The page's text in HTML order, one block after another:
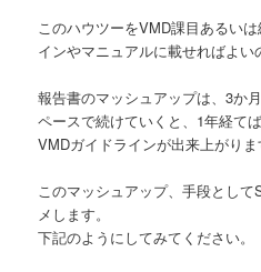
このハウツーをVMD課目あるい
インやマニュアルに載せればよい
報告書のマッシュアップは、3か
ペースで続けていくと、1年経て
VMDガイドラインが出来上がりま
このマッシュアップ、手段とし
メします。
下記のようにしてみてください。